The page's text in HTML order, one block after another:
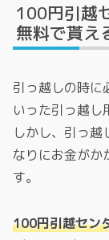
100円引越
無料で貰え
引っ越しの時に
いった引っ越し
しかし、引っ
なりにお金がか
す。
100円引越セン